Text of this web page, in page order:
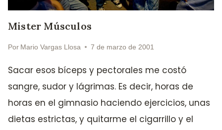
Mister Músculos
Por Mario Vargas Llosa 7 de marzo de 2001
Sacar esos bíceps y pectorales me costó
sangre, sudor y lágrimas. Es decir, horas de
horas en el gimnasio haciendo ejercicios, unas
dietas estrictas, y quitarme el cigarrillo y el